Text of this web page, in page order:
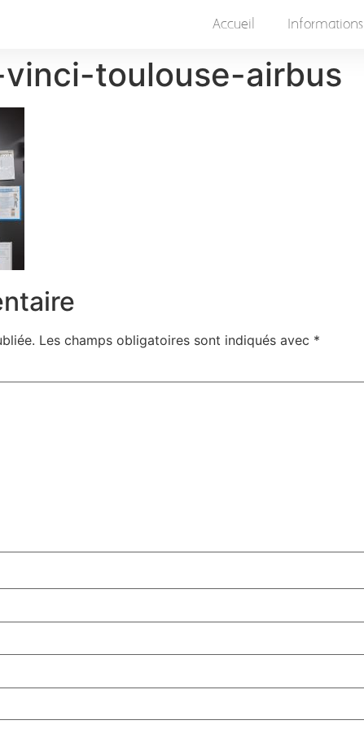
Accueil Informations
toulouse-airbus
Les champs obligatoires sont indiqués avec *